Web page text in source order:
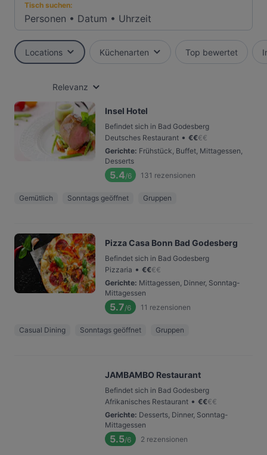
Tisch suchen:
Personen • Datum • Uhrzeit
Locations Küchenarten Top bewertet
Relevanz
Insel Hotel
Befindet sich in Bad Godesberg
Deutsches Restaurant • €€€€
Gerichte: Frühstück, Buffet, Mittagessen,
Desserts
5.4/6 131 rezensionen
Gemütlich Sonntags geöffnet Gruppen
Pizza Casa Bonn Bad Godesberg
Befindet sich in Bad Godesberg
Pizzaria • €€€€
Gerichte: Mittagessen, Dinner, Sonntag-
Mittagessen
5.7/6 11 rezensionen
Casual Dining Sonntags geöffnet Gruppen
JAMBAMBO Restaurant
Befindet sich in Bad Godesberg
Afrikanisches Restaurant • €€€€
Gerichte: Desserts, Dinner, Sonntag-
Mittagessen
5.5/6 2 rezensionen